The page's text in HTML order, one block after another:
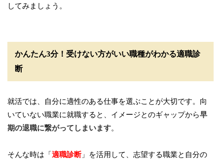
してみましょう。
かんたん3分！受けない方がいい職種がわかる適職診
断
就活では、自分に適性のある仕事を選ぶことが大切です。向
いていない職業に就職すると、イメージとのギャップから早
期の退職に繋がってしまいます。
そんな時は「適職診断」を活用して、志望する職業と自分の